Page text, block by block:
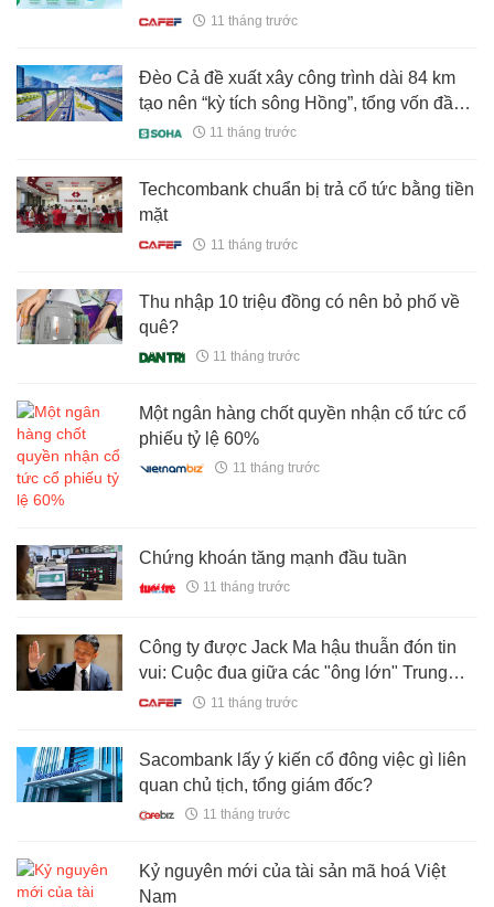
11 tháng trước
Đèo Cả đề xuất xây công trình dài 84 km
tạo nên “kỳ tích sông Hồng”, tổng vốn đầu
tư 300.000 tỷ đồng
11 tháng trước
Techcombank chuẩn bị trả cổ tức bằng tiền
mặt
11 tháng trước
Thu nhập 10 triệu đồng có nên bỏ phố về
quê?
11 tháng trước
Một ngân hàng chốt quyền nhận cổ tức cổ
phiếu tỷ lệ 60%
11 tháng trước
Chứng khoán tăng mạnh đầu tuần
11 tháng trước
Công ty được Jack Ma hậu thuẫn đón tin
vui: Cuộc đua giữa các "ông lớn" Trung
Quốc dần nóng lên!
11 tháng trước
Sacombank lấy ý kiến cổ đông việc gì liên
quan chủ tịch, tổng giám đốc?
11 tháng trước
Kỷ nguyên mới của tài sản mã hoá Việt
Nam